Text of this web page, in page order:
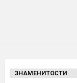
ЗНАМЕНИТОСТИ